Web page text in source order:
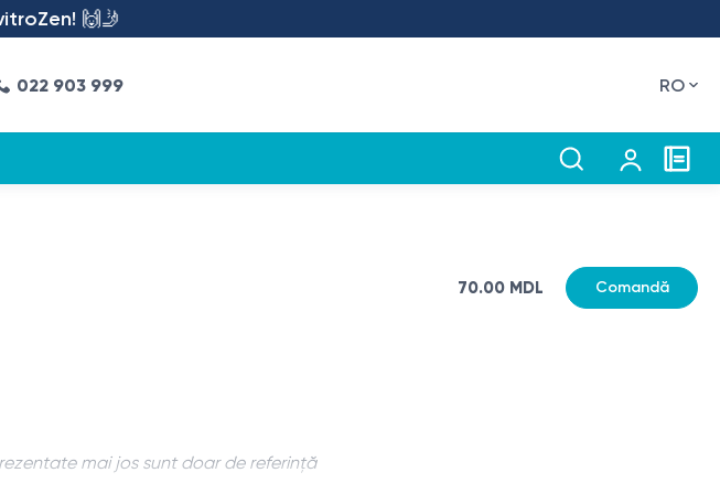
🙌🤳
022 903 999 RO
70.00 MDL Comandă
mai jos sunt doar de referință